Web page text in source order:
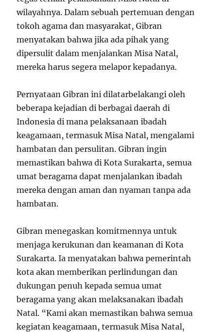
wilayahnya. Dalam sebuah pertemuan dengan
tokoh agama dan masyarakat, Gibran
menyatakan bahwa jika ada pihak yang
dipersulit dalam menjalankan Misa Natal,
mereka harus segera melapor kepadanya.
Pernyataan Gibran ini dilatarbelakangi oleh
beberapa kejadian di berbagai daerah di
Indonesia di mana pelaksanaan ibadah
keagamaan, termasuk Misa Natal, mengalami
hambatan dan persulitan. Gibran ingin
memastikan bahwa di Kota Surakarta, semua
umat beragama dapat menjalankan ibadah
mereka dengan aman dan nyaman tanpa ada
hambatan.
Gibran menegaskan komitmennya untuk
menjaga kerukunan dan keamanan di Kota
Surakarta. Ia menyatakan bahwa pemerintah
kota akan memberikan perlindungan dan
dukungan penuh kepada semua umat
beragama yang akan melaksanakan ibadah
Natal. “Kami akan memastikan bahwa semua
kegiatan keagamaan, termasuk Misa Natal,